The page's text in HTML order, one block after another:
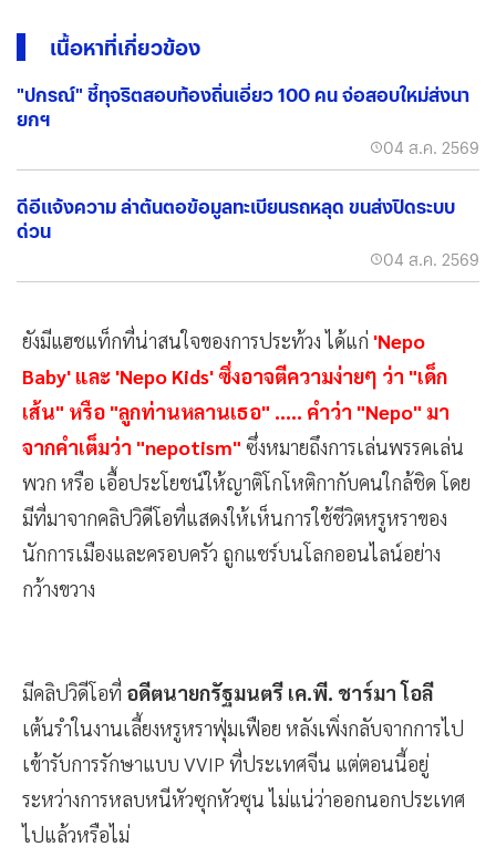
เนื้อหาที่เกี่ยวข้อง
"ปกรณ์" ชี้ทุจริตสอบท้องถิ่นเอี่ยว 100 คน จ่อสอบใหม่ส่งนา
ยกฯ
04 ส.ค. 2569
ดีอีแจ้งความ ล่าต้นตอข้อมูลทะเบียนรถหลุด ขนส่งปิดระบบ
ด่วน
04 ส.ค. 2569
ยังมีแฮชแท็กที่น่าสนใจของการประท้วง ได้แก่ 'Nepo
Baby' และ 'Nepo Kids' ซึ่งอาจตีความง่ายๆ ว่า "เด็ก
เส้น" หรือ "ลูกท่านหลานเธอ" ..... คำว่า "Nepo" มา
จากคำเต็มว่า "nepotism" ซึ่งหมายถึงการเล่นพรรคเล่น
พวก หรือ เอื้อประโยชน์ให้ญาติโกโหติกากับคนใกล้ชิด โดย
มีที่มาจากคลิปวิดีโอที่แสดงให้เห็นการใช้ชีวิตหรูหราของ
นักการเมืองและครอบครัว ถูกแชร์บนโลกออนไลน์อย่าง
กว้างขวาง
มีคลิปวิดีโอที่ อดีตนายกรัฐมนตรี เค.พี. ชาร์มา โอลี
เต้นรำในงานเลี้ยงหรูหราฟุ่มเฟือย หลังเพิ่งกลับจากการไป
เข้ารับการรักษาแบบ VVIP ที่ประเทศจีน แต่ตอนนี้อยู่
ระหว่างการหลบหนีหัวซุกหัวซุน ไม่แน่ว่าออกนอกประเทศ
ไปแล้วหรือไม่